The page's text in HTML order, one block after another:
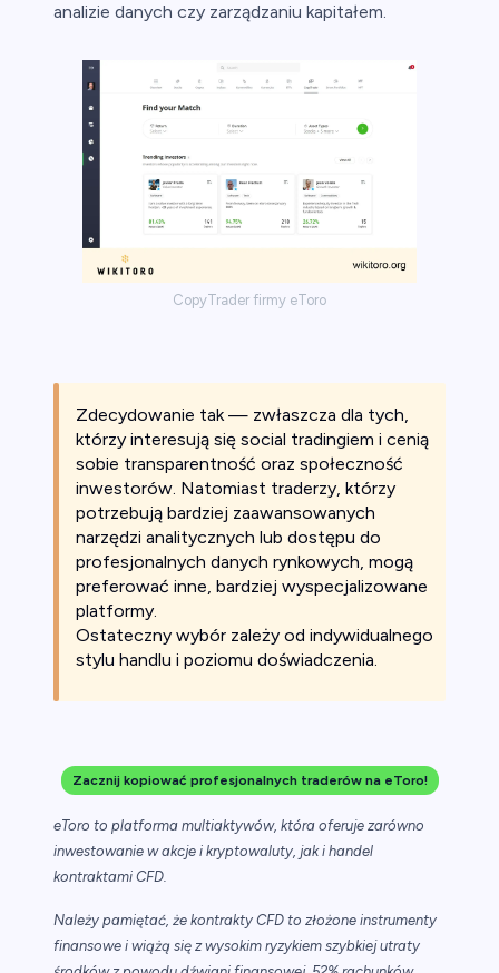
analizie danych czy zarządzaniu kapitałem.
CopyTrader firmy eToro
Zdecydowanie tak — zwłaszcza dla tych,
którzy interesują się social tradingiem i cenią
sobie transparentność oraz społeczność
inwestorów. Natomiast traderzy, którzy
potrzebują bardziej zaawansowanych
narzędzi analitycznych lub dostępu do
profesjonalnych danych rynkowych, mogą
preferować inne, bardziej wyspecjalizowane
platformy.
Ostateczny wybór zależy od indywidualnego
stylu handlu i poziomu doświadczenia.
Zacznij kopiować profesjonalnych traderów na eToro!
eToro to platforma multiaktywów, która oferuje zarówno
inwestowanie w akcje i kryptowaluty, jak i handel
kontraktami CFD.
Należy pamiętać, że kontrakty CFD to złożone instrumenty
finansowe i wiążą się z wysokim ryzykiem szybkiej utraty